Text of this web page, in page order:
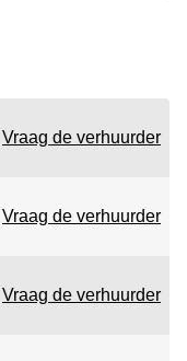
Vraag de verhuurder
Vraag de verhuurder
Vraag de verhuurder